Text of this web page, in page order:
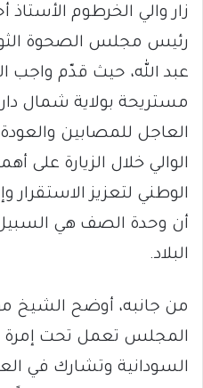
زار والي الخرطوم
رئيس مجلس الصحوة
عبد الله، حيث قدّم
مستريحة بولاية شمال
العاجل للمصابين
الوالي خلال الزيارة على
الوطني لتعزيز الاستقرار
أن وحدة الصف هي
البلاد.
من جانبه، أوضح الشيخ
المجلس تعمل تحت إمرة
السودانية وتشارك في